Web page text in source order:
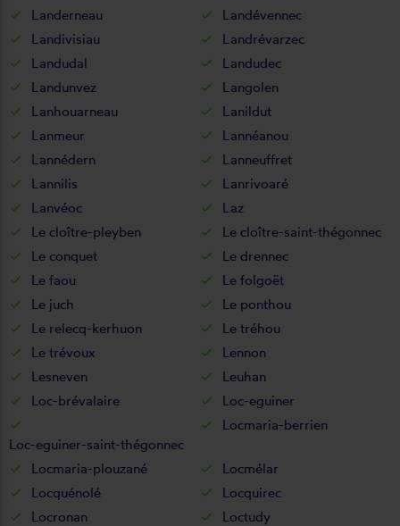
Landerneau
Landévennec
Landivisiau
Landrévarzec
Landudal
Landudec
Landunvez
Langolen
Lanhouarneau
Lanildut
Lanmeur
Lannéanou
Lannédern
Lanneuffret
Lannilis
Lanrivoaré
Lanvéoc
Laz
Le cloître-pleyben
Le cloître-saint-thégonnec
Le conquet
Le drennec
Le faou
Le folgoët
Le juch
Le ponthou
Le relecq-kerhuon
Le tréhou
Le trévoux
Lennon
Lesneven
Leuhan
Loc-brévalaire
Loc-eguiner
Loc-eguiner-saint-thégonnec
Locmaria-berrien
Locmaria-plouzané
Locmélar
Locquénolé
Locquirec
Locronan
Loctudy